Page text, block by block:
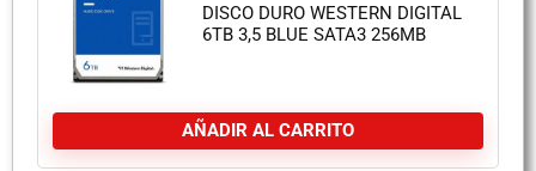
DISCO DURO WESTERN DIGITAL
6TB 3,5 BLUE SATA3 256MB
AÑADIR AL CARRITO